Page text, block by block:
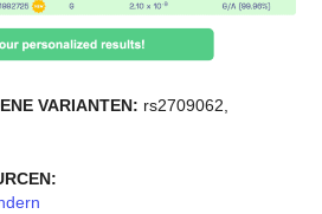
VARIANTEN: rs2709062,